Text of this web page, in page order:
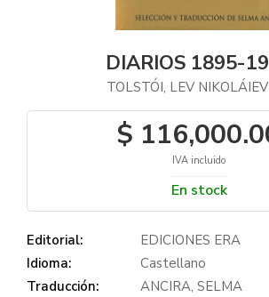
DIARIOS 1895-
TOLSTÓI, LEV
$
IVA incluido
En stock
Editorial:
EDICIONES ERA
Idioma:
Castellano
Traducción:
ANCIRA, SELMA